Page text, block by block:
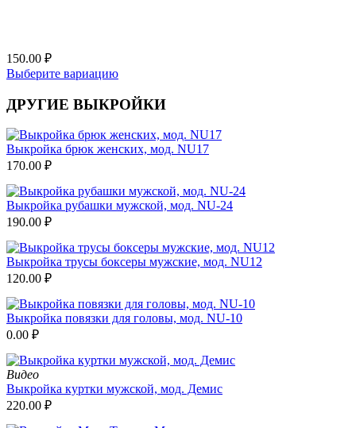
150.00 ₽
Выберите вариацию
ДРУГИЕ ВЫКРОЙКИ
Выкройка брюк женских, мод. NU17
170.00 ₽
Выкройка рубашки мужской, мод. NU-24
190.00 ₽
Выкройка трусы боксеры мужские, мод. NU12
120.00 ₽
Выкройка повязки для головы, мод. NU-10
0.00 ₽
Видео
Выкройка куртки мужской, мод. Демис
220.00 ₽